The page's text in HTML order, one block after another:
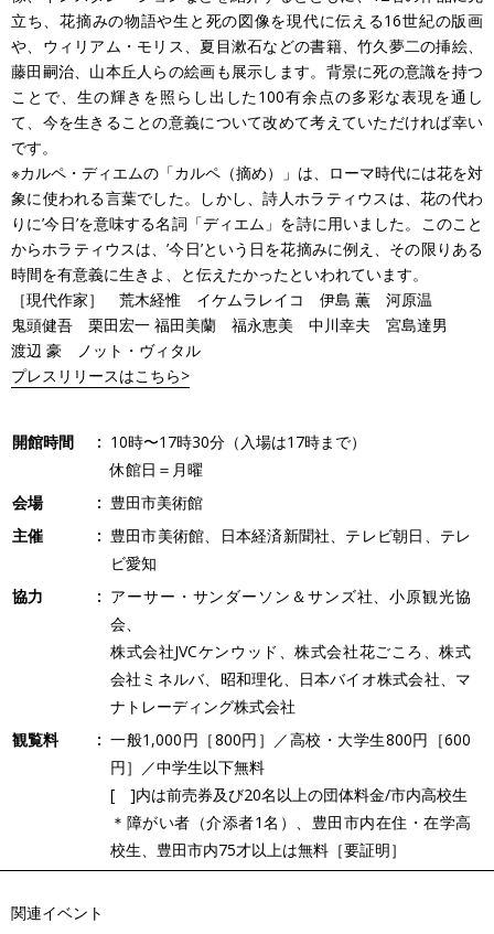
立ち、花摘みの物語や生と死の図像を現代に伝える16世紀の版画
や、ウィリアム・モリス、夏目漱石などの書籍、竹久夢二の挿絵、
藤田嗣治、山本丘人らの絵画も展示します。背景に死の意識を持つ
ことで、生の輝きを照らし出した100有余点の多彩な表現を通し
て、今を生きることの意義について改めて考えていただければ幸い
です。
※カルペ・ディエムの「カルペ（摘め）」は、ローマ時代には花を対
象に使われる言葉でした。しかし、詩人ホラティウスは、花の代わ
りに’今日’を意味する名詞「ディエム」を詩に用いました。このこと
からホラティウスは、’今日’という日を花摘みに例え、その限りある
時間を有意義に生きよ、と伝えたかったといわれています。
［現代作家］ 荒木経惟 イケムラレイコ 伊島 薫 河原温
鬼頭健吾 栗田宏一 福田美蘭 福永恵美 中川幸夫 宮島達男
渡辺 豪 ノット・ヴィタル
プレスリリースはこちら>
開館時間
10時〜17時30分（入場は17時まで）
休館日＝月曜
会場
豊田市美術館
主催
豊田市美術館、日本経済新聞社、テレビ朝日、テレ
ビ愛知
協力
アーサー・サンダーソン＆サンズ社、小原観光協
会、
株式会社JVCケンウッド、株式会社花ごころ、株式
会社ミネルバ、昭和理化、日本バイオ株式会社、マ
ナトレーディング株式会社
観覧料
一般1,000円［800円］／高校・大学生800円［600
円］／中学生以下無料
[ ]内は前売券及び20名以上の団体料金/市内高校生
＊障がい者（介添者1名）、豊田市内在住・在学高
校生、豊田市内75才以上は無料［要証明］
関連イベント